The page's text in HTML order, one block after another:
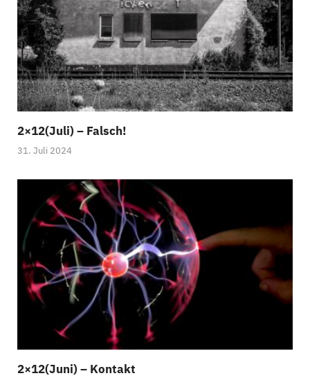
2×12(Juli) – Falsch!
31. Juli 2024
2×12(Juni) – Kontakt